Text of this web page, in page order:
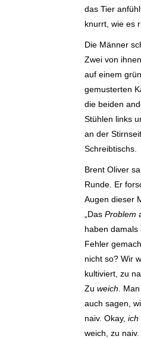
das Tier
knurrt, wie es
Die Männer
Zwei von
auf einem
gemusterten
die beiden
Stühlen links
an der
Schreibtischs.
Brent Oliver
Runde. Er
Augen dieser
„DasProblem
haben damals
Fehler
nicht so? Wir
kultiviert, zu
Zuweich.
auch sagen,
naiv. Okay,ich
weich, zu naiv.